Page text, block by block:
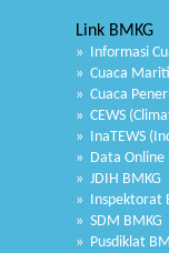
Link BMKG
» Informasi
» Cuaca
» Cuaca
» CEWS
» InaTEWS
» Data Online
» JDIH BMKG
» Inspektorat
» SDM BMKG
» Pusdiklat